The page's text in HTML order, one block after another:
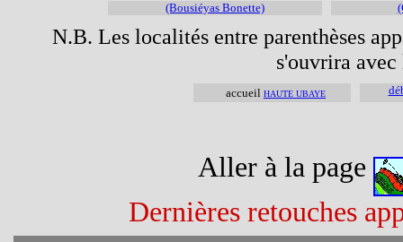
(Bousiéyas Bonette)
N.B. Les localités entre parenthèses
s'ouvrira
accueil HAUTE UBAYE
Aller à la page
Dernières retouches